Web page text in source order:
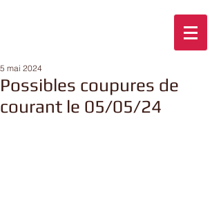
Possibles coupures de
courant le 05/05/24
5 mai 2024